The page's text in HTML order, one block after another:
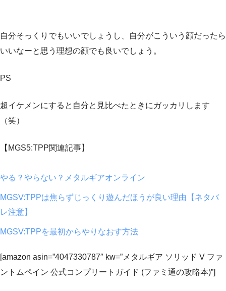
自分そっくりでもいいでしょうし、自分がこういう顔だったら
いいなーと思う理想の顔でも良いでしょう。
PS
超イケメンにすると自分と見比べたときにガッカリします
（笑）
【MGS5:TPP関連記事】
やる？やらない？メタルギアオンライン
MGSV:TPPは焦らずじっくり遊んだほうが良い理由【ネタバ
レ注意】
MGSV:TPPを最初からやりなおす方法
[amazon asin=”4047330787″ kw=”メタルギア ソリッド V ファ
ントムペイン 公式コンプリートガイド (ファミ通の攻略本)”]